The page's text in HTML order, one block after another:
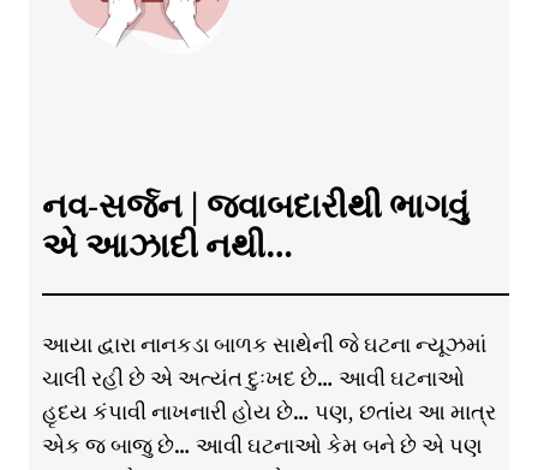
નવ-સર્જન | જવાબદારીથી ભાગવું
એ આઝાદી નથી…
આયા દ્વારા નાનકડા બાળક સાથેની જે ઘટના ન્યૂઝમાં
ચાલી રહી છે એ અત્યંત દુઃખદ છે… આવી ઘટનાઓ
હૃદય કંપાવી નાખનારી હોય છે… પણ, છતાંય આ માત્ર
એક જ બાજુ છે… આવી ઘટનાઓ કેમ બને છે એ પણ